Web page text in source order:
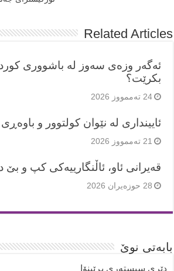
Related Articles
ئەگەر وزەی سەوز لە باشووری
بکرێت؟
24 تەممووز 2026
ئایینداری لە نێوان کولتوور و
21 تەممووز 2026
قەیرانی ئاو، ئاڵنگارییەکی کپ و بێ
28 حوزه‌یران 2026
بابەتی نوێ
دێری سیستەری پڕێبنۆا